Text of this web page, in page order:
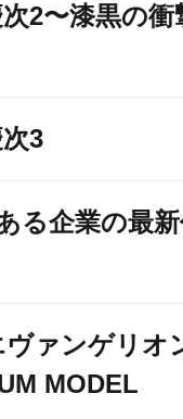
2〜漆黒の衝
3
る企業の最
ァンゲリオ
MODEL